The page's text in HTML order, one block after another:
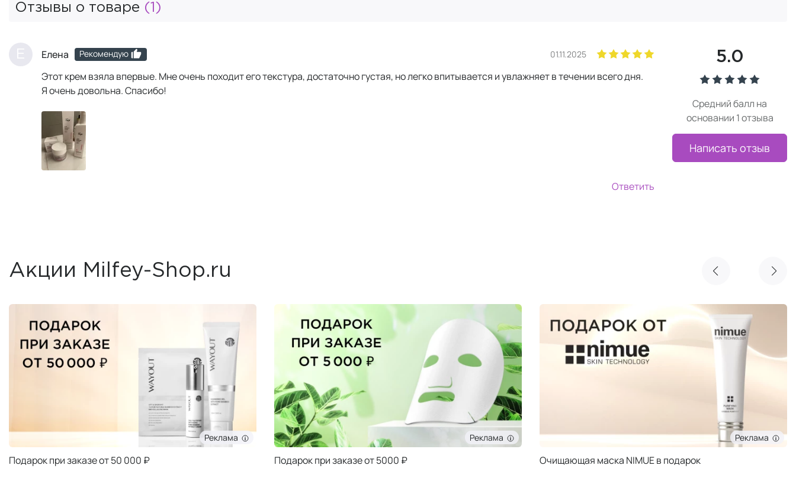
Отзывы о товаре (1)
5.0
Средний балл на
основании 1 отзыва
Написать отзыв
Елена Рекомендую 01.11.2025
Этот крем взяла впервые. Мне очень походит его текстура, достаточно густая, но легко впитывается и увлажняет в течении всего дня.
Я очень довольна. Спасибо!
Ответить
Акции Milfey-Shop.ru
Реклама
Подарок при заказе от 50 000 ₽
Реклама
Подарок при заказе от 5000 ₽
Реклама
Очищающая маска NIMUE в подарок